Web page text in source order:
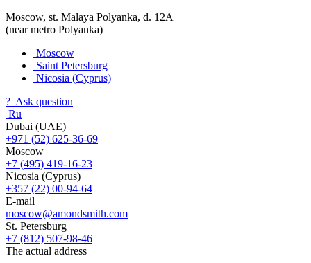
Moscow, st. Malaya Polyanka, d. 12A
(near metro Polyanka)
Moscow
Saint Petersburg
Nicosia (Cyprus)
? Ask question
Ru
Dubai (UAE)
+971 (52) 625-36-69
Moscow
+7 (495) 419-16-23
Nicosia (Cyprus)
+357 (22) 00-94-64
E-mail
moscow@amondsmith.com
St. Petersburg
+7 (812) 507-98-46
The actual address